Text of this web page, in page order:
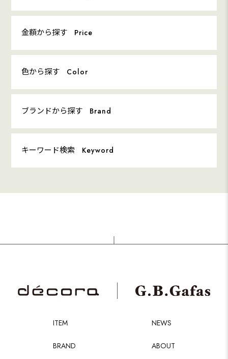
金額から探す Price
色から探す Color
ブランドから探す Brand
キーワード検索 Keyword
ITEM
BRAND
NEWS
ABOUT